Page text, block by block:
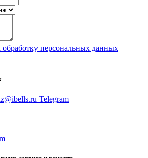
обработку персональных данных
Telegram